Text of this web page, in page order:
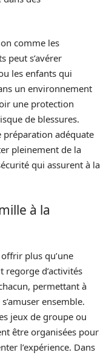
comme les
peut s’avérer
les enfants qui
un environnement
une protection
de blessures.
préparation adéquate
pleinement de la
qui assurent à la
à la
plus qu’une
regorge d’activités
permettant à
ensemble.
jeux de groupe ou
être organisées pour
l’expérience. Dans